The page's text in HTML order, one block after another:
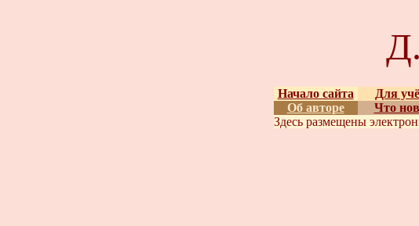
Начало сайта Для
Об авторе
Что
Здесь размещены